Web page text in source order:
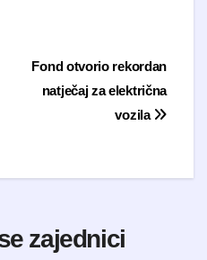
Fond otvorio rekordan
natječaj za električna
vozila
zajednici